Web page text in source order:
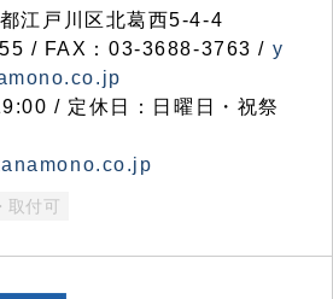
江戸川区北葛西5-4-4
/ FAX：03-3688-3763 / y
/ 定休日：日曜日・祝祭
取付可